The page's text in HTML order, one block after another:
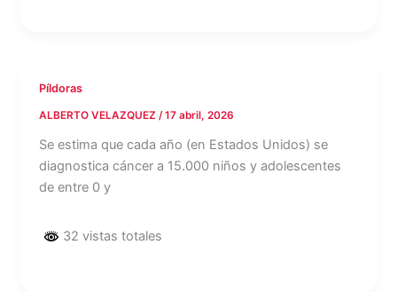
Píldoras
ALBERTO VELAZQUEZ/17 abril, 2026
Se estima que cada año (en Estados Unidos) se
diagnostica cáncer a 15.000 niños y adolescentes
de entre 0 y
32 vistas totales